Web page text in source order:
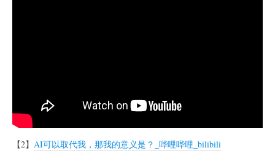
【2】 AI可以取代我，那我的意义是？_哔哩哔哩_bilibili